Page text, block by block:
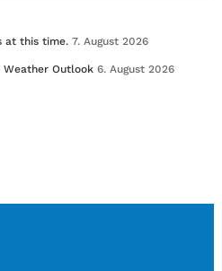
at this time. 7. August 2026
Outlook 6. August 2026